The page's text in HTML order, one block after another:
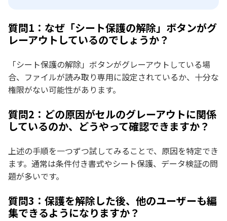
質問1：なぜ「シート保護の解除」ボタンがグ
レーアウトしているのでしょうか？
「シート保護の解除」ボタンがグレーアウトしている場
合、ファイルが読み取り専用に設定されているか、十分な
権限がない可能性があります。
質問2：どの原因がセルのグレーアウトに関係
しているのか、どうやって確認できますか？
上述の手順を一つずつ試してみることで、原因を特定でき
ます。通常は条件付き書式やシート保護、データ検証の問
題が多いです。
質問3：保護を解除した後、他のユーザーも編
集できるようになりますか？